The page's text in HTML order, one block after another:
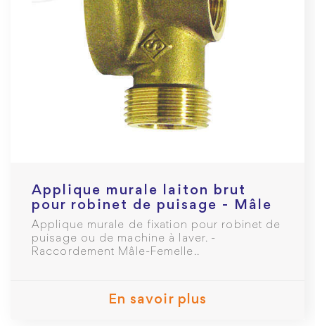
Applique murale laiton brut
pour robinet de puisage - Mâle
3/4" Femelle 3/4
Applique murale de fixation pour robinet de
puisage ou de machine à laver. -
Raccordement Mâle-Femelle..
En savoir plus